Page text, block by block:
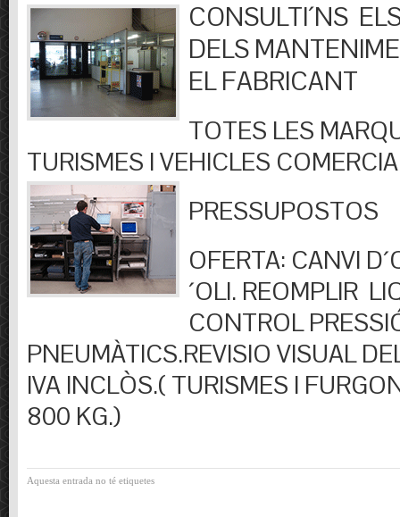
CONSULTI´NS
DELS
EL FABRICANT
TOTES LES
TURISMES I VEHICLES
PRESSUPOSTOS
OFERTA: CANVI
´OLI. REOMPLIR
CONTROL
PNEUMÀTICS.REVISIO VISUAL
IVA INCLÒS.( TURISMES I
800 KG.)
Aquesta entrada no té etiquetes